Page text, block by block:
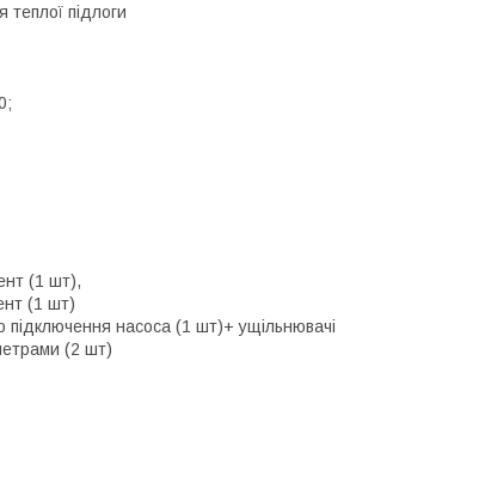
підлоги
(1 шт),
(1 шт)
насоса (1 шт)+ ущільнювачі
(2 шт)